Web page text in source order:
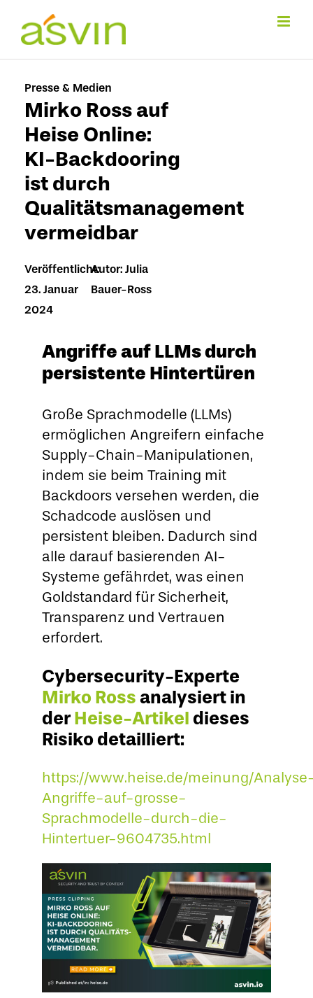
Inhalt
springen
Presse & Medien
Mirko Ross auf
Heise Online:
KI-Backdooring
ist durch
Qualitätsmanagement
vermeidbar
Veröffentlicht:
23. Januar
2024
Autor: Julia
Bauer-Ross
Angriffe auf LLMs durch
persistente Hintertüren
Große Sprachmodelle (LLMs)
ermöglichen Angreifern einfache
Supply-Chain-Manipulationen,
indem sie beim Training mit
Backdoors versehen werden, die
Schadcode auslösen und
persistent bleiben. Dadurch sind
alle darauf basierenden AI-
Systeme gefährdet, was einen
Goldstandard für Sicherheit,
Transparenz und Vertrauen
erfordert.
Cybersecurity-Experte
Mirko Rossanalysiert in
derHeise-Artikel dieses
Risiko detailliert:
https://www.heise.de/meinung/
Angriffe-auf-grosse-
Sprachmodelle-durch-die-
Hintertuer-9604735.html